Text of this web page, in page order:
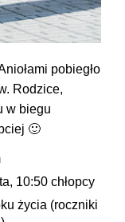
pobiegło
Rodzice,
w biegu
🙂
10:50 chłopcy
życia (roczniki